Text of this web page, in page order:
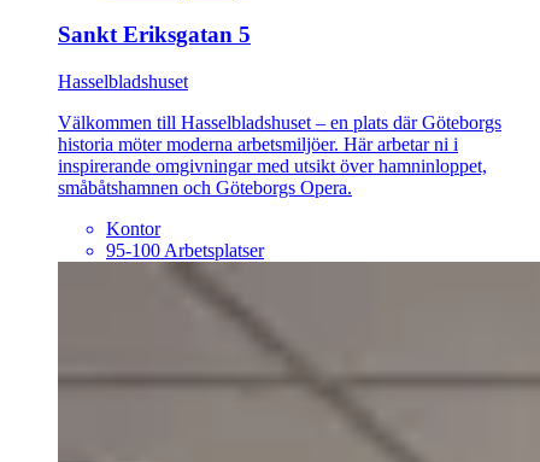
Sankt Eriksgatan 5
Hasselbladshuset
Välkommen till Hasselbladshuset – en plats där Göteborgs
historia möter moderna arbetsmiljöer. Här arbetar ni i
inspirerande omgivningar med utsikt över hamninloppet,
småbåtshamnen och Göteborgs Opera.
Kontor
95-100 Arbetsplatser